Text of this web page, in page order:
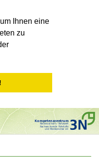
Ihnen eine
zu
Kompetenzzentrum
Niedersachsen • Netzwerk
Nachwachsende Rohstoffe
und Bioökonomie e.V.